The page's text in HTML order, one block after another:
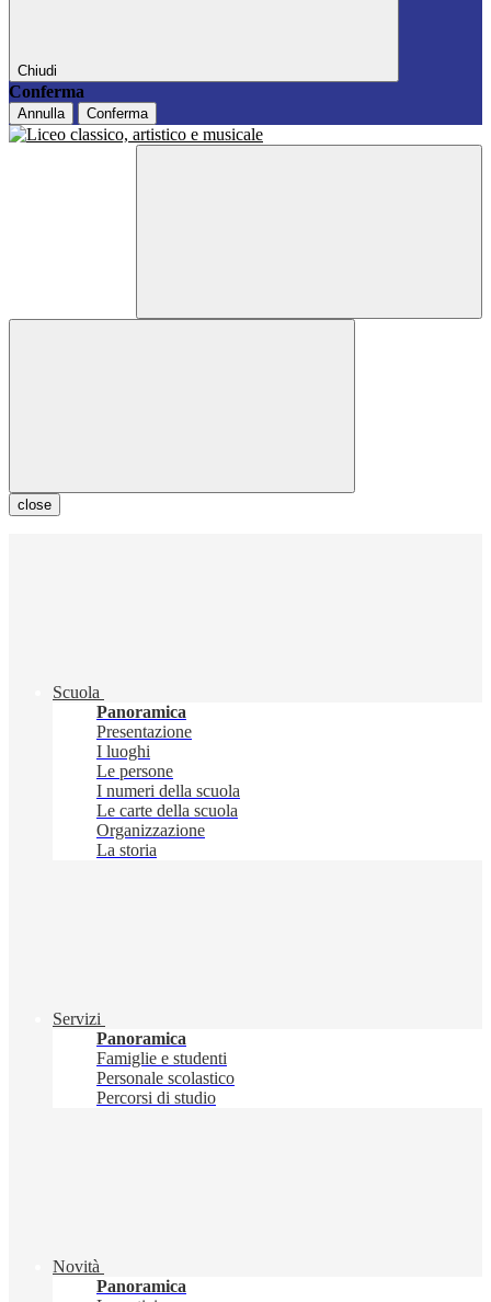
Chiudi
Conferma
Annulla Conferma
close
Scuola
Panoramica
Presentazione
I luoghi
Le persone
I numeri della scuola
Le carte della scuola
Organizzazione
La storia
Servizi
Panoramica
Famiglie e studenti
Personale scolastico
Percorsi di studio
Novità
Panoramica